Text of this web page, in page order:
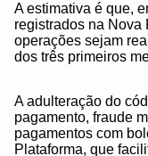
A estimativa é que,
registrados na Nova
operações sejam
dos três primeiros
A adulteração do
pagamento, fraude
pagamentos com
Plataforma, que